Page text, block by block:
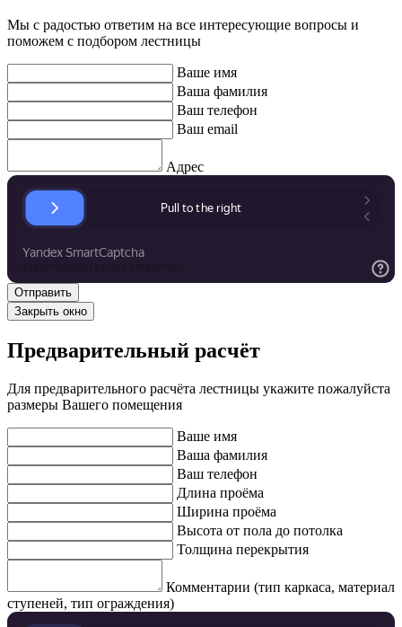
Мы с радостью ответим на все интересующие вопросы и
поможем с подбором лестницы
Ваше имя
Ваша фамилия
Ваш телефон
Ваш email
Адрес
Закрыть окно
Предварительный расчёт
Для предварительного расчёта лестницы укажите пожалуйста
размеры Вашего помещения
Ваше имя
Ваша фамилия
Ваш телефон
Длина проёма
Ширина проёма
Высота от пола до потолка
Толщина перекрытия
Комментарии (тип каркаса, материал
ступеней, тип ограждения)